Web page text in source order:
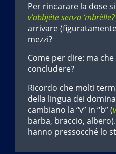
Per rincarare la dose
v’abbjéte senza ‘mbrèlle?
arrivare
mezzi?
Come per dire: ma
concludere?
Ricordo che molti
della lingua dei
cambiano la “v” in “b” (
barba, braccio,
hanno pressocché lo